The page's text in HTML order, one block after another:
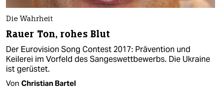
Die Wahrheit
Rauer Ton, rohes Blut
Der Eurovision Song Contest 2017: Prävention und
Keilerei im Vorfeld des Sangeswettbewerbs. Die Ukraine
ist gerüstet.
Von Christian Bartel